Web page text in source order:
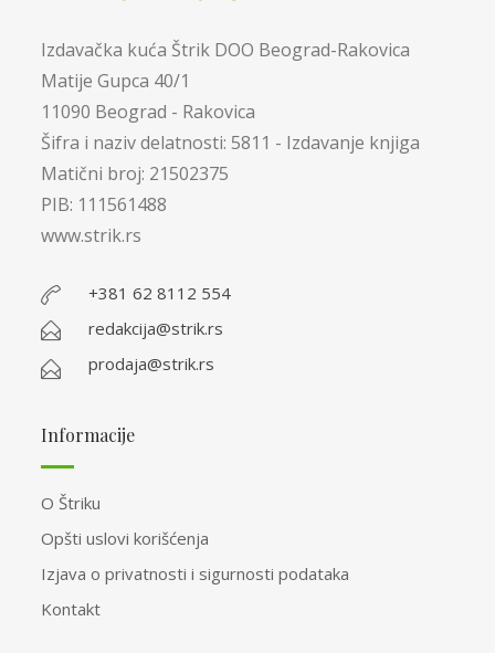
Izdavačka kuća Štrik DOO Beograd-Rakovica
Matije Gupca 40/1
11090 Beograd - Rakovica
Šifra i naziv delatnosti: 5811 - Izdavanje knjiga
Matični broj: 21502375
PIB: 111561488
www.strik.rs
+381 62 8112 554
redakcija@strik.rs
prodaja@strik.rs
Informacije
O Štriku
Opšti uslovi korišćenja
Izjava o privatnosti i sigurnosti podataka
Kontakt